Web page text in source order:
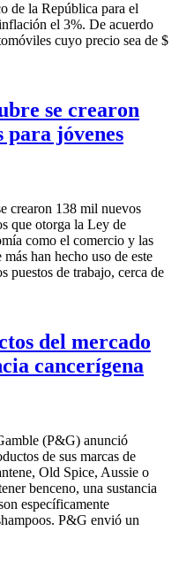
de la República para el
el 3%. De acuerdo
cuyo precio sea de $
se crearon
para jóvenes
crearon 138 mil nuevos
que otorga la Ley de
como el comercio y las
han hecho uso de este
puestos de trabajo, cerca de
del mercado
cancerígena
(P&G) anunció
de sus marcas de
Old Spice, Aussie o
benceno, una sustancia
específicamente
P&G envió un